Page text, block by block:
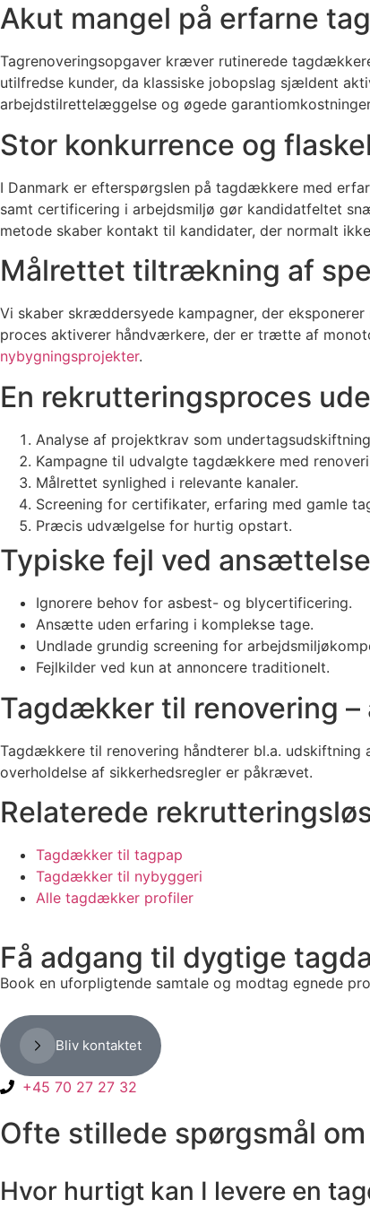
Akut mangel på erfarne
Tagrenoveringsopgaver kræver rutinerede
utilfredse kunder, da klassiske jobopslag sjældent
arbejdstilrettelæggelse og øgede
Stor konkurrence og
I Danmark er efterspørgslen på tagdækkere med
samt certificering i arbejdsmiljø gør kandidatfeltet
metode skaber kontakt til kandidater, der normalt
Målrettet tiltrækning af
Vi skaber skræddersyede kampagner, der
proces aktiverer håndværkere, der er trætte af
nybygningsprojekter.
En rekrutteringsproces
Analyse af projektkrav som
Kampagne til udvalgte tagdækkere med
Målrettet synlighed i relevante kanaler.
Screening for certifikater, erfaring med gamle
Præcis udvælgelse for hurtig opstart.
Typiske fejl ved
Ignorere behov for asbest- og blycertificering.
Ansætte uden erfaring i komplekse tage.
Undlade grundig screening for
Fejlkilder ved kun at annoncere traditionelt.
Tagdækker til renovering
Tagdækkere til renovering håndterer bl.a.
overholdelse af sikkerhedsregler er påkrævet.
Relaterede
Tagdækker til tagpap
Tagdækker til nybyggeri
Alle tagdækker profiler
Få adgang til dygtige
Book en uforpligtende samtale og modtag egnede
Bliv kontaktet
+45 70 27 27 32
Ofte stillede spørgsmål
Hvor hurtigt kan I levere en